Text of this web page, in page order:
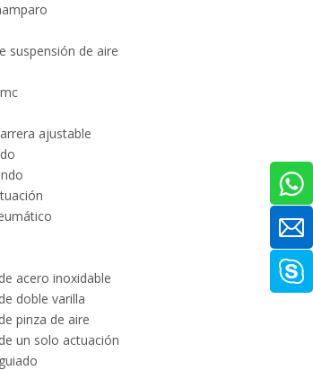
suspensión de aire
ajustable
acero inoxidable
doble varilla
pinza de aire
un solo actuación